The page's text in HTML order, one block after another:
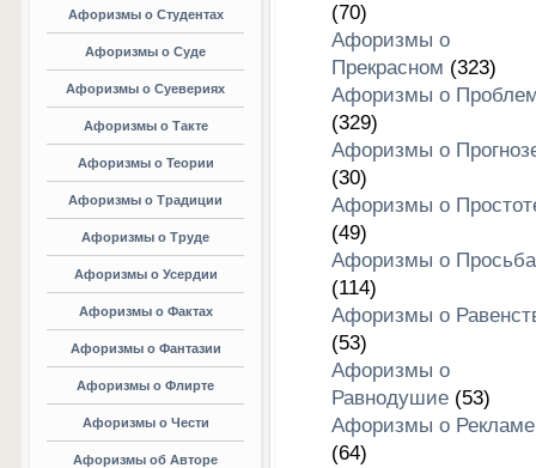
Афоризмы о Студентах
Афоризмы о Суде
Афоризмы о Суевериях
Афоризмы о Такте
Афоризмы о Теории
Афоризмы о Традиции
Афоризмы о Труде
Афоризмы о Усердии
Афоризмы о Фактах
Афоризмы о Фантазии
Афоризмы о Флирте
Афоризмы о Чести
Афоризмы об Авторе
(70)
Афоризмы о
Прекрасном (323)
Афоризмы о
(329)
Афоризмы о
(30)
Афоризмы о
(49)
Афоризмы о
(114)
Афоризмы о
(53)
Афоризмы о
Равнодушие(53)
Афоризмы о Рекламе
(64)